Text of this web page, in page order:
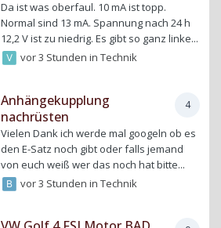
Da ist was oberfaul. 10 mA ist topp.
Normal sind 13 mA. Spannung nach 24 h
12,2 V ist zu niedrig. Es gibt so ganz linke...
vor 3 Stunden inTechnik
4
Anhängekupplung
nachrüsten
Vielen Dank ich werde mal googeln ob es
den E-Satz noch gibt oder falls jemand
von euch weiß wer das noch hat bitte...
vor 3 Stunden inTechnik